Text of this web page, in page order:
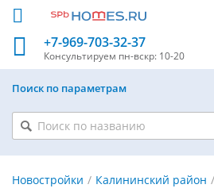
+7-969-703-32-37
Консультируем пн-вскр: 10-20
Поиск по параметрам
Новостройки Калининский район